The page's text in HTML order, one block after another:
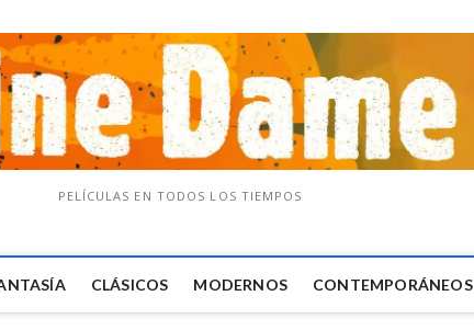
PELÍCULAS EN TODOS LOS TIEMPOS
CLÁSICOS MODERNOS CONTEMPORÁNEOS